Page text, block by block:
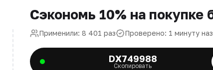
Сэкономь 10% на покупке
Применили: 8 401 раз Проверено: 1 минуту
DX749988
Скопировать